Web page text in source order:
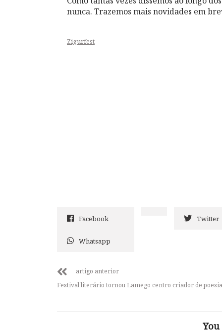
nunca. Trazemos mais novidades em
Zigurfest
Facebook Twitter
Whatsapp
artigo anterior
Festival literário tornou Lamego centro criador de poesia